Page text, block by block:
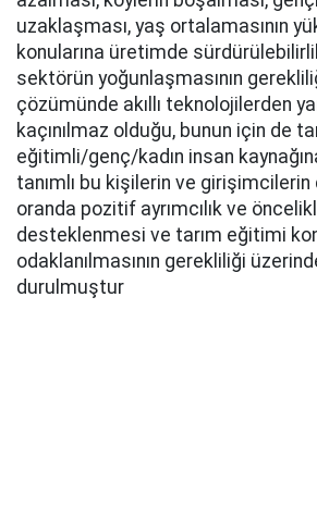
uzaklaşması, yaş ortalamasının
konularına üretimde
sektörün yoğunlaşmasının
çözümünde akıllı teknolojilerden
kaçınılmaz olduğu, bunun için de
eğitimli/genç/kadın insan
tanımlı bu kişilerin ve
oranda pozitif ayrımcılık ve
desteklenmesi ve tarım eğitimi
odaklanılmasının gerekliliği
durulmuştur